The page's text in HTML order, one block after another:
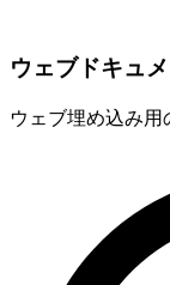
ウェブドキュ
ウェブ埋め込み用